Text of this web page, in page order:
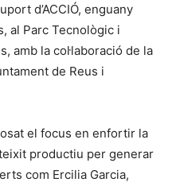
d’ACCIÓ, enguany
al Parc Tecnològic i
amb la col·laboració de la
de Reus i
el focus en enfortir la
productiu per generar
com Ercilia Garcia,